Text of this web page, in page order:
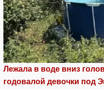
Лежала в воде вниз
годовалой девочки под